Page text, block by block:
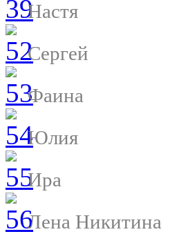
Настя
Сергей
Фаина
Юлия
Ира
Лена Никитина